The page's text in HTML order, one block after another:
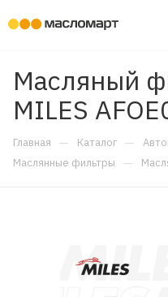
Масляный
MILES
Главная — Каталог —
Маслянные фильтры —